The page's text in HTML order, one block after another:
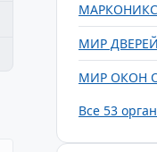
МАРКОНИКС
МИР ДВЕРЕЙ
МИР ОКОН
Все 53